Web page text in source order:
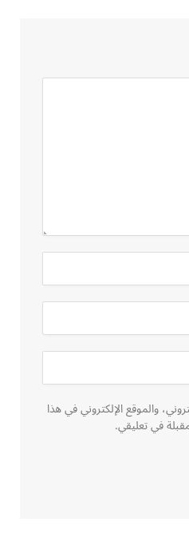
والموقع الإلكتروني في هذا
في تعليقي.